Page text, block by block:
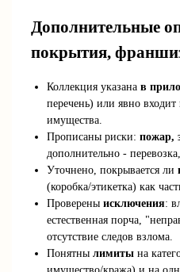
Дополнительные
покрытия,
Коллекция указанав
перечень) или явно входит
имущества.
Прописаны риски:пожар,
дополнительно -
Уточнено, покрывается ли
(коробка/этикетка) как
Провереныисключения:
естественная порча,
отсутствие следов взлома.
Понятнылимиты на